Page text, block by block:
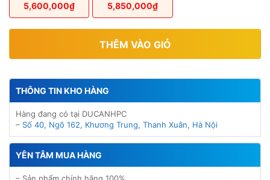
5,600,000₫ 5,850,000₫
THÊM VÀO GIỎ
THÔNG TIN KHO HÀNG
Hàng đang có tại DUCANHPC
– Số 40, Ngõ 162, Khương Trung, Thanh Xuân, Hà Nội
YÊN TÂM MUA HÀNG